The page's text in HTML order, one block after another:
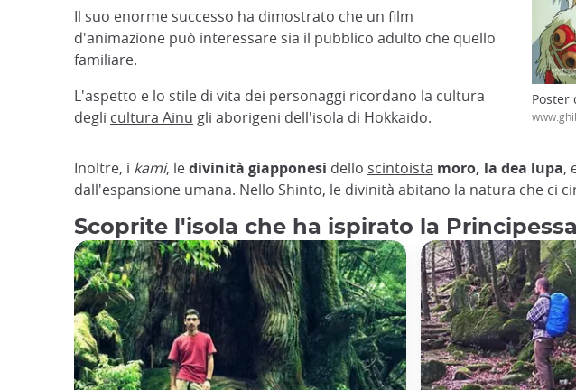
Il suo enorme successo ha dimostrato che un film
d'animazione può interessare sia il pubblico adulto che quello
familiare.
L'aspetto e lo stile di vita dei personaggi ricordano la cultura
degli cultura Ainu gli aborigeni dell'isola di Hokkaido.
Poster
Inoltre, i kami, ledivinità giapponesi dello scintoista moro, la dea lupa,
dall'espansione umana. Nello Shinto, le divinità abitano la natura che ci
Scoprite l'isola che ha ispirato la